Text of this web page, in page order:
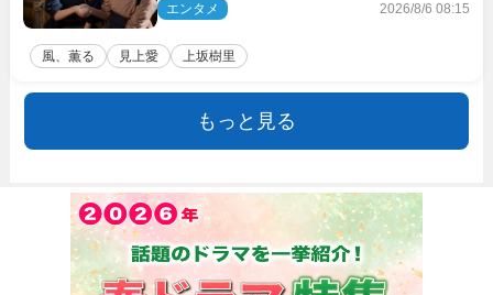
エンタメ 2026/8/6 08:15
風、薫る 見上愛 上坂樹里
もっと見る